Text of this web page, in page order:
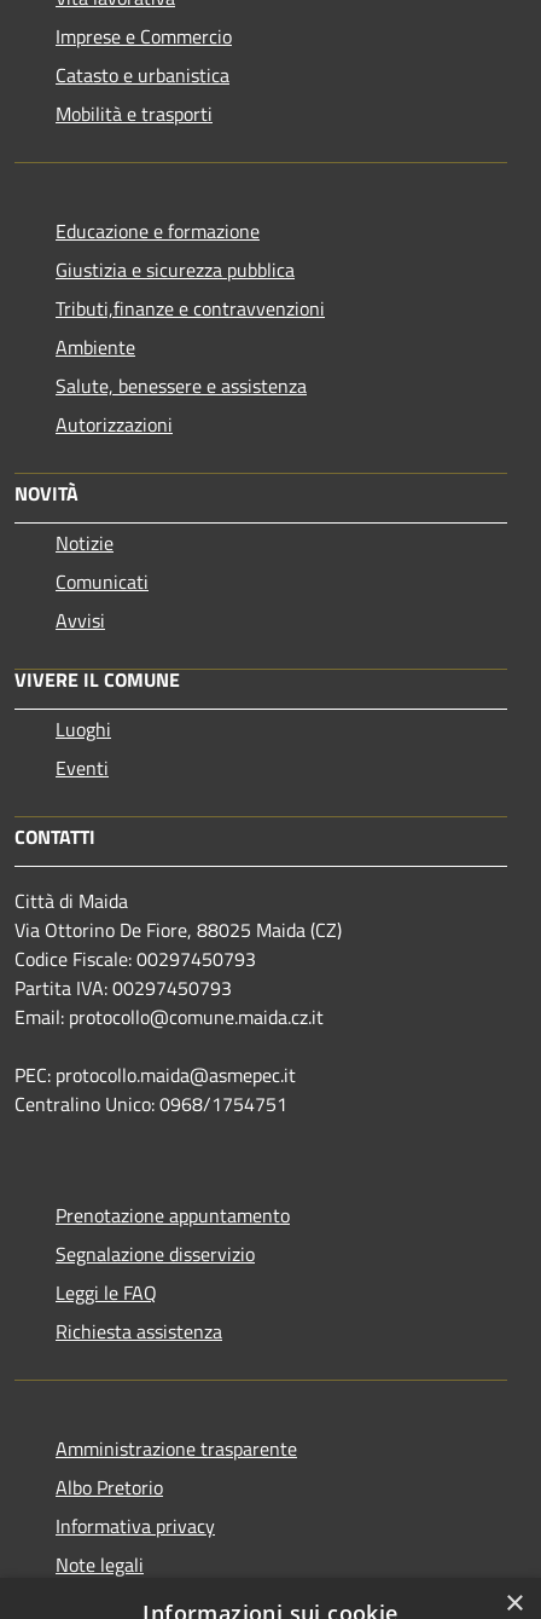
Imprese e Commercio
Catasto e urbanistica
Mobilità e trasporti
Educazione e formazione
Giustizia e sicurezza pubblica
Tributi,finanze e contravvenzioni
Ambiente
Salute, benessere e assistenza
Autorizzazioni
NOVITÀ
Notizie
Comunicati
Avvisi
VIVERE IL COMUNE
Luoghi
Eventi
CONTATTI
Città di Maida
Via Ottorino De Fiore, 88025 Maida (CZ)
Codice Fiscale: 00297450793
Partita IVA: 00297450793
Email: protocollo@comune.maida.cz.it
PEC: protocollo.maida@asmepec.it
Centralino Unico: 0968/1754751
Prenotazione appuntamento
Segnalazione disservizio
Leggi le FAQ
Richiesta assistenza
Amministrazione trasparente
Albo Pretorio
Informativa privacy
Note legali
Dichiarazione di accessibilità
×
Informazioni sui cookie